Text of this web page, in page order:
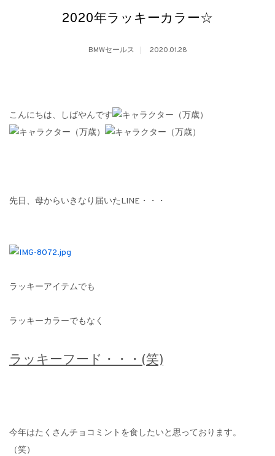
2020年ラッキーカラー☆
BMWセールス 2020.01.28
こんにちは、しばやんです
先日、母からいきなり届いたLINE・・・
ラッキーアイテムでも
ラッキーカラーでもなく
ラッキーフード・・・(笑)
今年はたくさんチョコミントを食したいと思っております。
（笑）